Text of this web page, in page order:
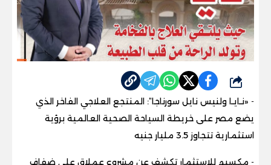
شارك
- «نـايـا ولنيس نايل سورناجا": المنتجع العلاجي الفاخر الذي
يضع مصر على خريطة السياحة الصحية العالمية برؤية
استثمارية تتجاوز 3.5 مليار جنيه
- مكسيم للاستثمار تكشف عن مشروع عملاق على ضفاف